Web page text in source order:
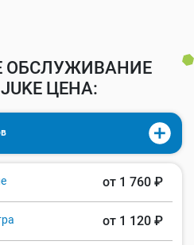
ОБСЛУЖИВАНИЕ
ЦЕНА:
от 1 760 ₽
от 1 120 ₽